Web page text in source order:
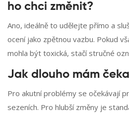
ho chci změnit?
Ano, ideálně to udělejte přímo a
ocení jako zpětnou vazbu. Pokud
mohla být toxická, stačí stručné
Jak dlouho mám
Pro akutní problémy se očekávají
sezeních. Pro hlubší změny je